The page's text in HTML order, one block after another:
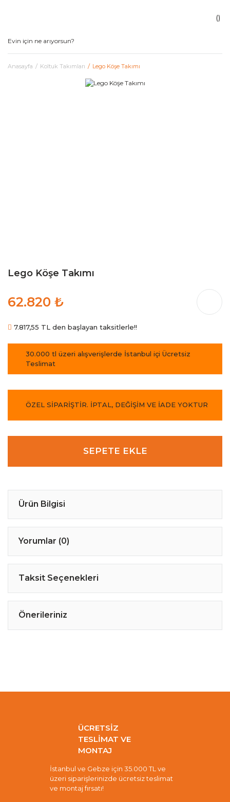
Anasayfa Koltuk Takımları Lego Köşe Takımı
Lego Köşe Takımı
62.820 ₺
7.817,55 TL den başlayan taksitlerle!!
30.000 tl üzeri alışverişlerde İstanbul içi Ücretsiz
Teslimat
ÖZEL SİPARİŞTİR. İPTAL, DEĞİŞİM VE İADE YOKTUR
SEPETE EKLE
Ürün Bilgisi
Yorumlar (0)
Taksit Seçenekleri
Önerileriniz
ÜCRETSİZ
TESLİMAT VE
MONTAJ
İstanbul ve Gebze için 35.000 TL ve
üzeri siparişlerinizde ücretsiz teslimat
ve montaj fırsatı!